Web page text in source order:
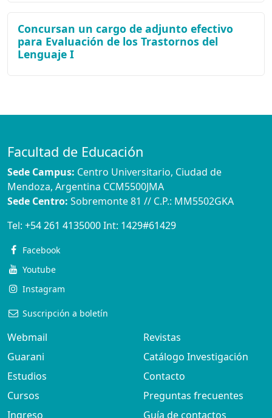
Concursan un cargo de adjunto efectivo
para Evaluación de los Trastornos del
Lenguaje I
Facultad de Educación
Sede Campus: Centro Universitario, Ciudad de
Mendoza, Argentina CCM5500JMA
Sede Centro: Sobremonte 81 // C.P.: MM5502GKA
Tel: +54 261 4135000Int: 1429#61429
Facebook
Youtube
Instagram
Suscripción a boletín
Webmail
Guarani
Estudios
Cursos
Ingreso
Revistas
Catálogo Investigación
Contacto
Preguntas frecuentes
Guía de contactos